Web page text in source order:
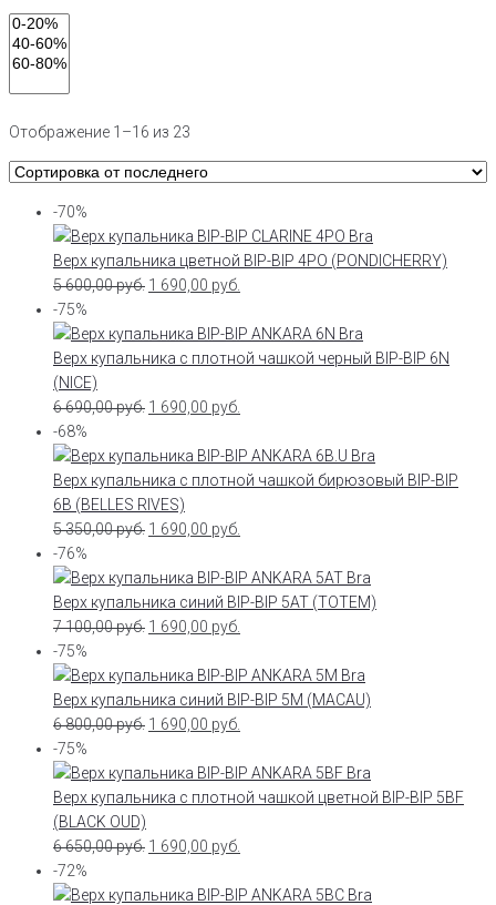
Отображение 1–16 из 23
-70%
Верх купальника цветной BIP-BIP 4PO (PONDICHERRY)
5 600,00руб. 1 690,00 руб.
-75%
Верх купальника с плотной чашкой черный BIP-BIP 6N
(NICE)
6 690,00руб. 1 690,00 руб.
-68%
Верх купальника с плотной чашкой бирюзовый BIP-BIP
6B (BELLES RIVES)
5 350,00руб. 1 690,00 руб.
-76%
Верх купальника синий BIP-BIP 5AT (TOTEM)
7 100,00руб. 1 690,00 руб.
-75%
Верх купальника синий BIP-BIP 5M (MACAU)
6 800,00руб. 1 690,00 руб.
-75%
Верх купальника с плотной чашкой цветной BIP-BIP 5BF
(BLACK OUD)
6 650,00руб. 1 690,00 руб.
-72%